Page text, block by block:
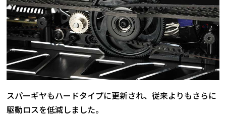
スパーギヤもハードタイプに更新され、従来よりもさらに
駆動ロスを低減しました。